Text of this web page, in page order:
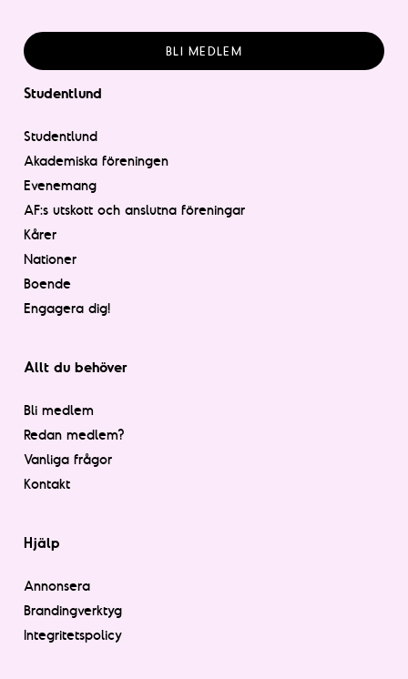
BLI MEDLEM
Studentlund
Studentlund
Akademiska föreningen
Evenemang
AF:s utskott och anslutna föreningar
Kårer
Nationer
Boende
Engagera dig!
Allt du behöver
Bli medlem
Redan medlem?
Vanliga frågor
Kontakt
Hjälp
Annonsera
Brandingverktyg
Integritetspolicy